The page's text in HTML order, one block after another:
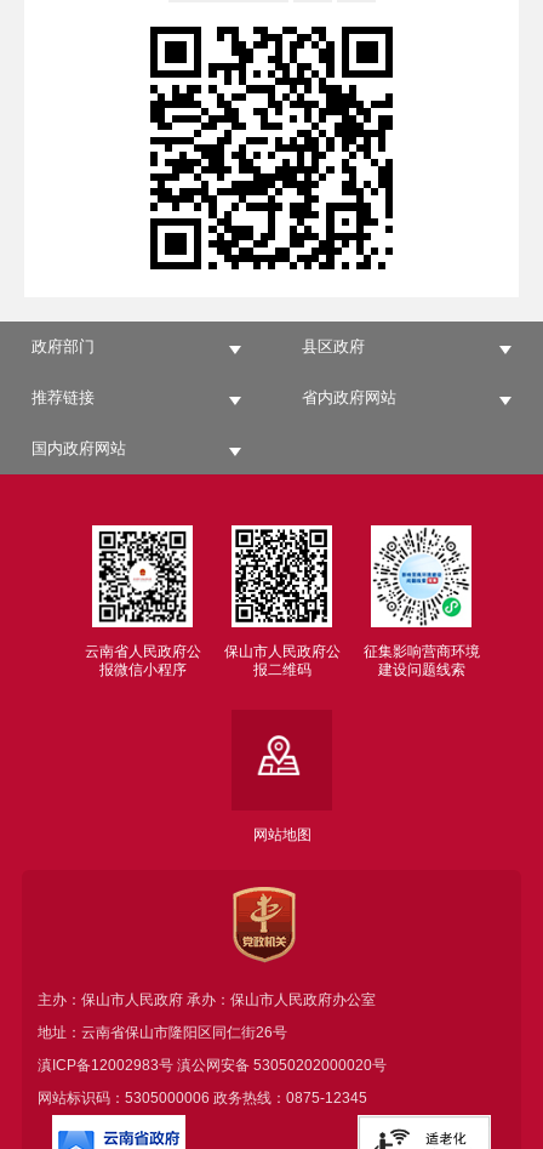
政府部门 县区政府
推荐链接 省内政府网站
国内政府网站
云南省人民政府公
报微信小程序
保山市人民政府公
报二维码
征集影响营商环境
建设问题线索
网站地图
主办：保山市人民政府 承办：保山市人民政府办公室
地址：云南省保山市隆阳区同仁街26号
滇ICP备12002983号滇公网安备 53050202000020号
网站标识码：5305000006 政务热线：0875-12345